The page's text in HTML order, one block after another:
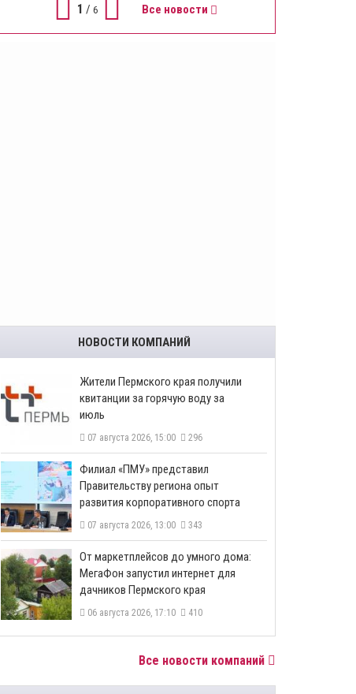
1 / 6 Все новости
НОВОСТИ КОМПАНИЙ
​Жители Пермского края получили
квитанции за горячую воду за
июль
07 августа 2026, 15:00 296
​Филиал «ПМУ» представил
Правительству региона опыт
развития корпоративного спорта
07 августа 2026, 13:00 343
От маркетплейсов до умного дома:
МегаФон запустил интернет для
дачников Пермского края
06 августа 2026, 17:10 410
Все новости компаний